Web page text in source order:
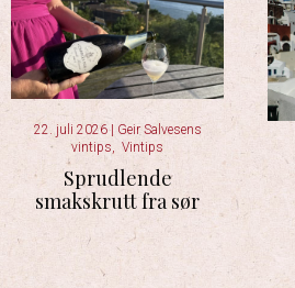
22. juli 2026| Geir Salvesens
vintips, Vintips
Sprudlende
smakskrutt fra sør